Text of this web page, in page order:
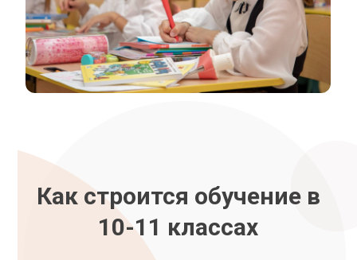
Как строится обучение в
10-11 классах